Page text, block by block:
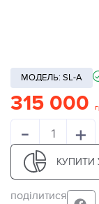
МОДЕЛЬ: SL-A
315 000
- +
КУПИТИ
поділитися